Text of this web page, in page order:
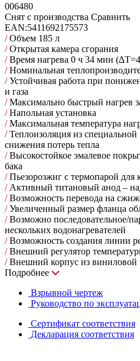
006480
Снят с производства Сравнить
EAN:5411692175573
/Объем 185 л
/Открытая камера сгорания
/Время нагрева 0 ч 34 мин
/Номинальная
/Устойчивая работа при
и газа
/Максимально быстрый нагрев
/Напольная установка
/Максимальная температура
/Теплоизоляция из
снижения потерь тепла
/Высокостойкое эмалевое
бака
/Пьезорозжиг с термопарой для
/Активный титановый анод –
/Возможность перевода на
/Увеличенный размер фланца
/Возможно последовательное/
нескольких водонагревателей
/Возможность создания линии
/Внешний регулятор
/Внешний корпус из виниловой
Подробнее
Взрывной чертеж
Руководство по
Сертификат соответствия
Декларация соответствия